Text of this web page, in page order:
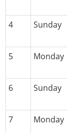
4
Sunday
5
Monday
6
Sunday
7
Monday